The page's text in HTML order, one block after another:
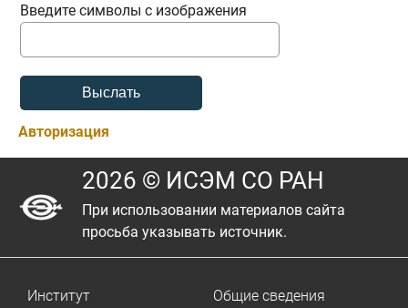
Введите символы с изображения
Авторизация
2026 © ИСЭМ СО РАН
При использовании материалов сайта
просьба указывать источник.
Институт
Общие сведения